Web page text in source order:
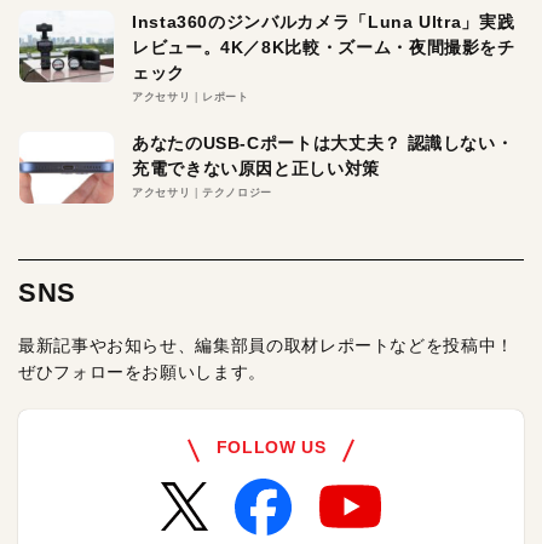
Insta360のジンバルカメラ「Luna Ultra」実践
レビュー。4K／8K比較・ズーム・夜間撮影をチ
ェック
アクセサリ レポート
あなたのUSB-Cポートは大丈夫？ 認識しない・
充電できない原因と正しい対策
アクセサリ テクノロジー
SNS
最新記事やお知らせ、編集部員の取材レポートなどを投稿中！
ぜひフォローをお願いします。
FOLLOW US